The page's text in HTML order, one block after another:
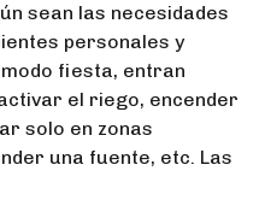
sean las necesidades
personales y
fiesta, entran
el riego, encender
solo en zonas
una fuente, etc. Las